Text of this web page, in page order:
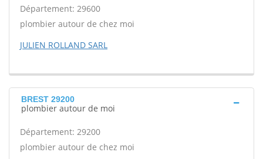
Département: 29600
plombier autour de chez moi
JULIEN ROLLAND SARL
BREST 29200
plombier autour de moi
Département: 29200
plombier autour de chez moi